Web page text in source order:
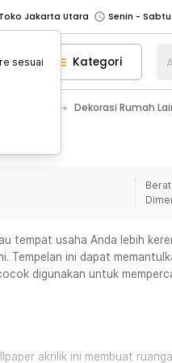
Toko Jakarta Utara
Toko Tangerang
Toko Cikupa
Pick n Go Jakarta Barat
Senin -
Pick n Go Bekasi
Senin - Jumat
Senin - Jumat
Senin -
Senin -
Toko Tangerang
Cikupa
Pick n Go Jakarta Barat
Senin -
Kategori
Dekorasi Rumah
tempat usaha Anda lebih
Tempelan ini dapat
digunakan untuk
akrilik ini membuat
sesuai